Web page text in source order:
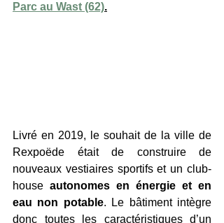
Parc au Wast (62).
Livré en 2019, le souhait de la ville de
Rexpoëde était de construire de
nouveaux vestiaires sportifs et un club-
house autonomes en énergie et en
eau non potable. Le bâtiment intègre